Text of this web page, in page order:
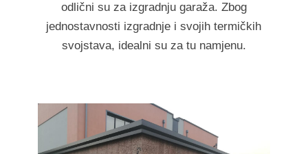
odlični su za izgradnju garaža. Zbog
jednostavnosti izgradnje i svojih termičkih
svojstava, idealni su za tu namjenu.